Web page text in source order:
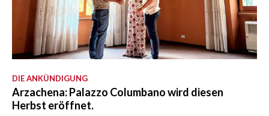
DIE ANKÜNDIGUNG
Arzachena: Palazzo Columbano wird diesen
Herbst eröffnet.